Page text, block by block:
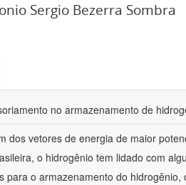
Sergio Bezerra Sombra
no armazenamento de
dos vetores de energia de maior
o hidrogênio tem lidado com
para o armazenamento do